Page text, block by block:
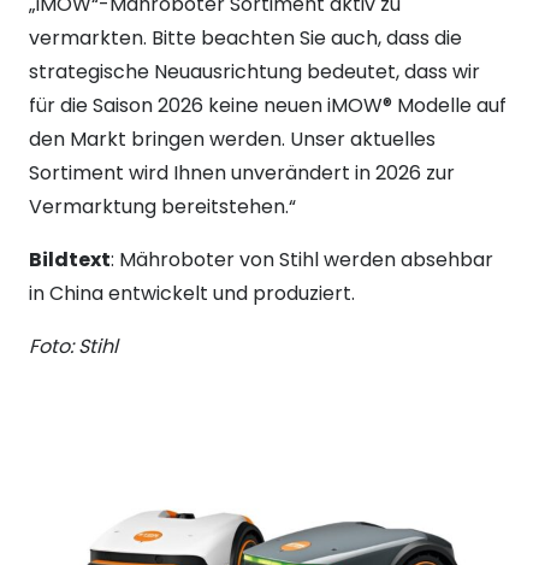
vermarkten. Bitte beachten Sie auch, dass die
strategische Neuausrichtung bedeutet, dass wir
für die Saison 2026 keine neuen iMOW® Modelle auf
den Markt bringen werden. Unser aktuelles
Sortiment wird Ihnen unverändert in 2026 zur
Vermarktung bereitstehen.“
Bildtext: Mähroboter von Stihl werden absehbar
in China entwickelt und produziert.
Foto: Stihl